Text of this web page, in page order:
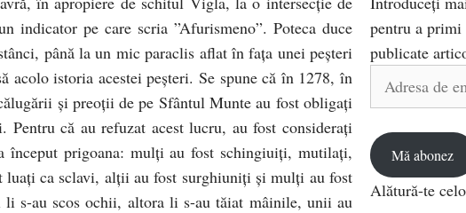
indicator pe care scria ”Afurismeno”. Poteca duce
până la un mic paraclis aflat în faţa unei peşteri
istoria acestei peşteri. Se spune că în 1278, în
şi preoţii de pe Sfântul Munte au fost obligaţi
că au refuzat acest lucru, au fost consideraţi
prigoana: mulţi au fost schingiuiţi, mutilaţi,
ca sclavi, alţii au fost surghiuniţi şi mulţi au fost
s-au scos ochii, altora li s-au tăiat mâinile, unii au
pentru a
publicate
Adresa
Mă abonez
Alătură-te